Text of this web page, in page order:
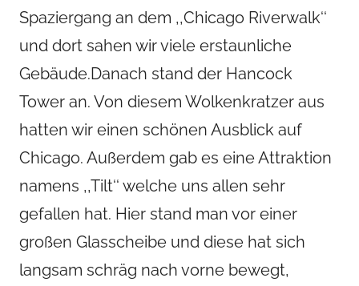
Spaziergang an dem ,,Chicago Riverwalk‘‘
und dort sahen wir viele erstaunliche
Gebäude.Danach stand der Hancock
Tower an. Von diesem Wolkenkratzer aus
hatten wir einen schönen Ausblick auf
Chicago. Außerdem gab es eine Attraktion
namens ,,Tilt‘‘ welche uns allen sehr
gefallen hat. Hier stand man vor einer
großen Glasscheibe und diese hat sich
langsam schräg nach vorne bewegt,